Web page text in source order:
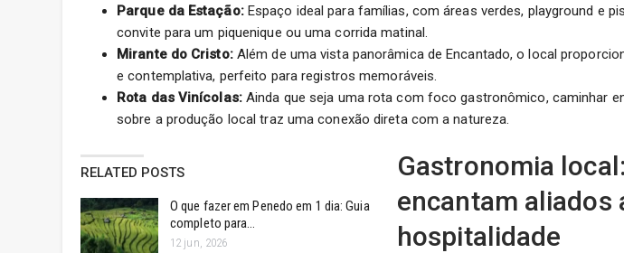
Parque da Estação:Espaço ideal para famílias, com áreas verdes, playground e
convite para um piquenique ou uma corrida matinal.
Mirante do Cristo:Além de uma vista panorâmica de Encantado, o local
e contemplativa, perfeito para registros memoráveis.
Rota das Vinícolas:Ainda que seja uma rota com foco gastronômico, caminhar
sobre a produção local traz uma conexão direta com a natureza.
RELATED POSTS
O que fazer em Penedo em 1 dia: Guia
completo para…
12 jun, 2026
Gastronomia
encantam aliados
hospitalidade